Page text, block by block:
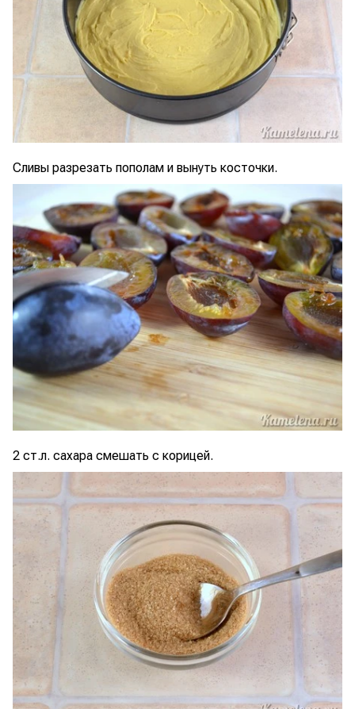
Сливы разрезать пополам и вынуть косточки.
2 ст.л. сахара смешать с корицей.